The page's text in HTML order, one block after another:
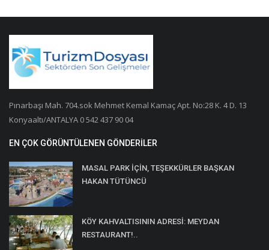
Pınarbaşı Mah. 704.sok Mehmet Kemal Kamaç Apt. No:28 K. 4 D. 13
Konyaaltı/ANTALYA 0 542 437 90 04
EN ÇOK GÖRÜNTÜLENEN GÖNDERILER
MASAL PARK İÇİN, TEŞEKKÜRLER BAŞKAN
HAKAN TÜTÜNCÜ
KÖY KAHVALTISININ ADRESİ: MEYDAN
RESTAURANT!..